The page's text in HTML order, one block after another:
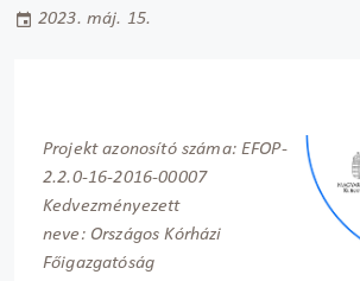
2023. máj. 15.
Projekt azonosító száma: EFOP-
2.2.0-16-2016-00007
Kedvezményezett
neve: Országos Kórházi
Főigazgatóság